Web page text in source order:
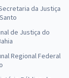
da Justiça
de Justiça do
Regional Federal